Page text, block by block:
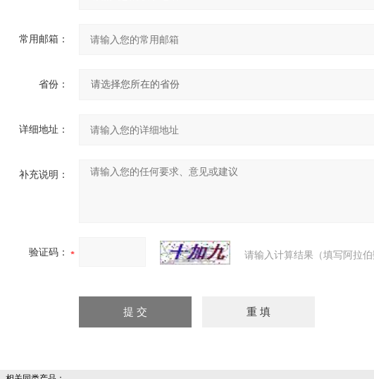
常用邮箱：
省份：
详细地址：
补充说明：
验证码： 请输入计算结果（填写阿拉